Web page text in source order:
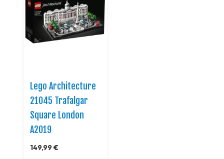
Lego Architecture
21045 Trafalgar
Square London
A2019
149,99 €